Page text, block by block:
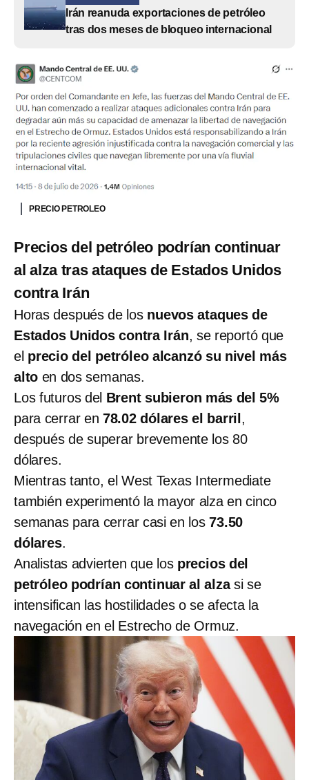
Irán reanuda exportaciones de petróleo
tras dos meses de bloqueo internacional
PRECIO PETROLEO
Precios del petróleo podrían continuar
al alza tras ataques de Estados Unidos
contra Irán
Horas después de los nuevos ataques de
Estados Unidos contra Irán, se reportó que
el precio del petróleo alcanzó su nivel más
alto en dos semanas.
Los futuros del Brent subieron más del 5%
para cerrar en 78.02 dólares el barril ,
después de superar brevemente los 80
dólares.
Mientras tanto, el West Texas Intermediate
también experimentó la mayor alza en cinco
semanas para cerrar casi en los73.50
dólares.
Analistas advierten que los precios del
petróleo podrían continuar al alzasi se
intensifican las hostilidades o se afecta la
navegación en el Estrecho de Ormuz.